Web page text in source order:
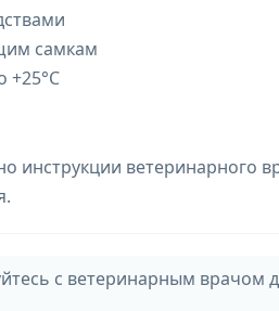
самкам
+25°C
ветеринарного
с ветеринарным врачом